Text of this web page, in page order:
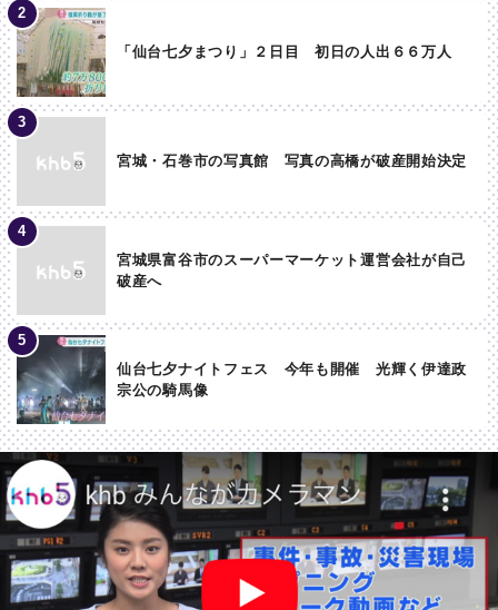
「仙台七夕まつり」２日目 初日の人出６６万人
宮城・石巻市の写真館 写真の高橋が破産開始決定
宮城県富谷市のスーパーマーケット運営会社が自己
破産へ
仙台七夕ナイトフェス 今年も開催 光輝く伊達政
宗公の騎馬像